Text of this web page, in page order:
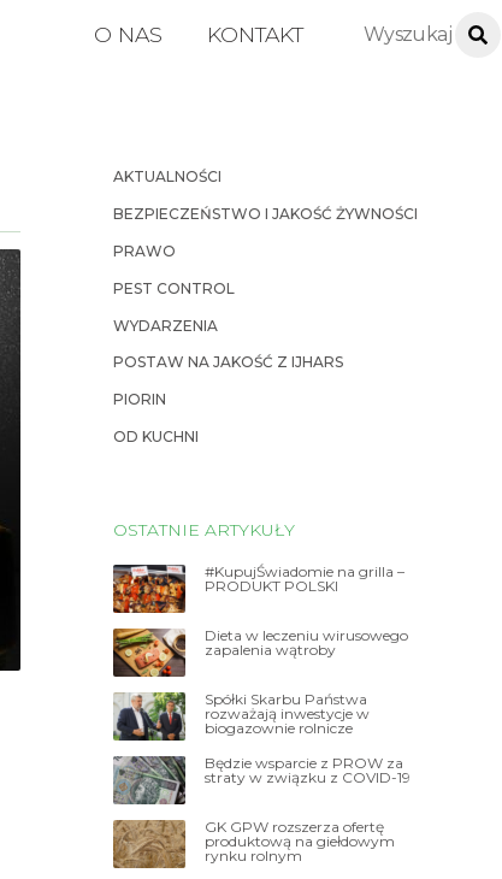
O NAS KONTAKT
AKTUALNOŚCI
BEZPIECZEŃSTWO I JAKOŚĆ ŻYWNOŚCI
PRAWO
PEST CONTROL
WYDARZENIA
POSTAW NA JAKOŚĆ Z IJHARS
PIORIN
OD KUCHNI
OSTATNIE ARTYKUŁY
#KupujŚwiadomie na grilla –
PRODUKT POLSKI
Dieta w leczeniu wirusowego
zapalenia wątroby
Spółki Skarbu Państwa
rozważają inwestycje w
biogazownie rolnicze
Będzie wsparcie z PROW za
straty w związku z COVID-19
GK GPW rozszerza ofertę
produktową na giełdowym
rynku rolnym